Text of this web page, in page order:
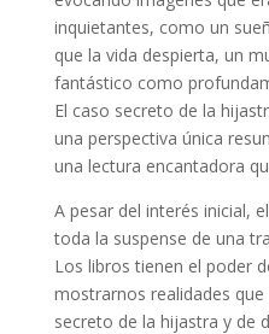
inquietantes, como un
que la vida despierta, un
fantástico como
El caso secreto de la
una perspectiva única
una lectura encantadora
A pesar del interés inicial,
toda la suspense de una
Los libros tienen el poder
mostrarnos realidades
secreto de la hijastra y de